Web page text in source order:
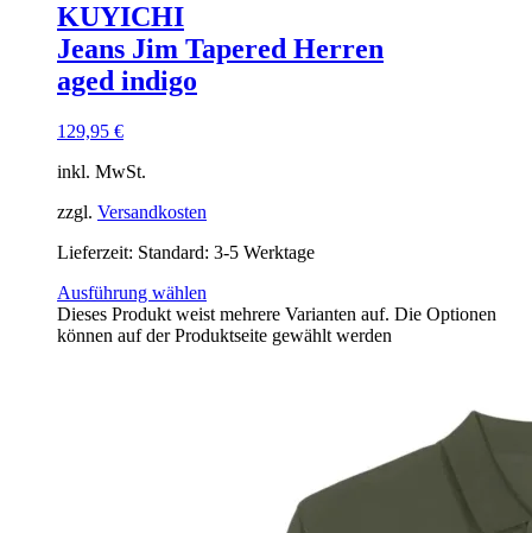
KUYICHI
Jeans Jim Tapered Herren
aged indigo
129,95 €
inkl. MwSt.
zzgl. Versandkosten
Lieferzeit: Standard: 3-5 Werktage
Ausführung wählen
Dieses Produkt weist mehrere Varianten auf. Die Optionen
können auf der Produktseite gewählt werden